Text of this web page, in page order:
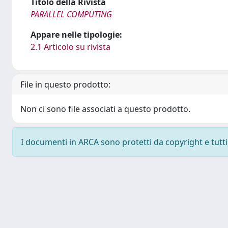
PARALLEL COMPUTING
Appare nelle tipologie:
2.1 Articolo su rivista
File in questo prodotto:
Non ci sono file associati a questo prodotto.
I documenti in ARCA sono protetti da copyright e